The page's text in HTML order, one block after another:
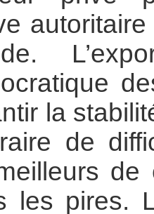
la
de
les pires.